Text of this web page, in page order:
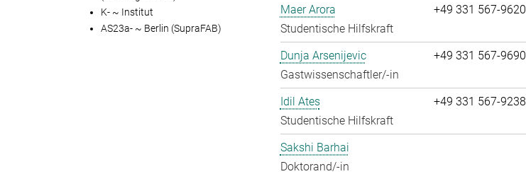
Maer Arora
Studentische Hilfskraft
+49 331 567-9620
Dunja Arsenijevic
Gastwissenschaftler/-in
+49 331 567-9690
Idil Ates
Studentische Hilfskraft
+49 331 567-9238
Sakshi Barhai
Doktorand/-in
K- ~ Institut
AS23a- ~ Berlin (SupraFAB)